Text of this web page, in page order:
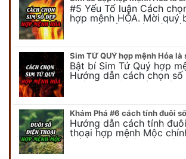
#5 Yếu Tố luận Cách
hợp mệnh HỎA. Mời quý
bài viết để có cái nhìn
Bật bí Sim Tứ Quý hợp
Hướng dẫn cách chọn
quý hợp mệnh Hỏa chính
Hướng dẫn cách tính
thoại hợp mệnh Mộc
Cách chọn đuôi sim điện